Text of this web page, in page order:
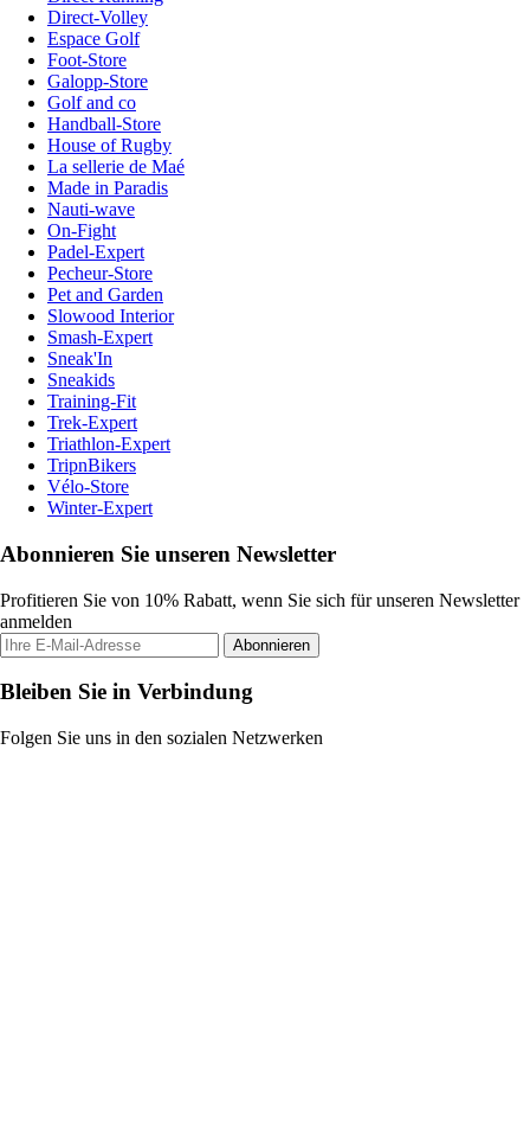
Direct-Volley
Espace Golf
Foot-Store
Galopp-Store
Golf and co
Handball-Store
House of Rugby
La sellerie de Maé
Made in Paradis
Nauti-wave
On-Fight
Padel-Expert
Pecheur-Store
Pet and Garden
Slowood Interior
Smash-Expert
Sneak'In
Sneakids
Training-Fit
Trek-Expert
Triathlon-Expert
TripnBikers
Vélo-Store
Winter-Expert
Abonnieren Sie unseren Newsletter
Profitieren Sie von 10% Rabatt, wenn Sie sich für unseren Newsletter
anmelden
Abonnieren
Bleiben Sie in Verbindung
Folgen Sie uns in den sozialen Netzwerken